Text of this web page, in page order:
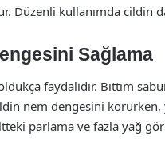
Düzenli kullanımda cildin
Sağlama
faydalıdır. Bıttım
nem dengesini
parlama ve fazla yağ